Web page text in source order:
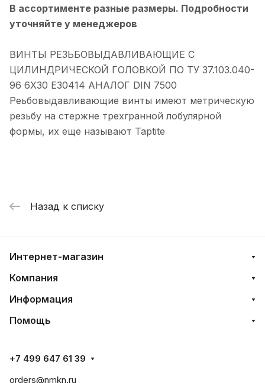
В ассортименте разные размеры. Подробности
уточняйте у менеджеров
ВИНТЫ РЕЗЬБОВЫДАВЛИВАЮЩИЕ С
ЦИЛИНДРИЧЕСКОЙ ГОЛОВКОЙ ПО ТУ 37.103.040-
96 6Х30 Е30414 АНАЛОГ DIN 7500
Реьбовыдавливающие винты имеют метрическую
резьбу на стержне трехгранной лобулярной
формы, их еще называют Taptite
Назад к списку
Интернет-магазин
Компания
Информация
Помощь
+7 499 647 61 39
orders@nmkn.ru